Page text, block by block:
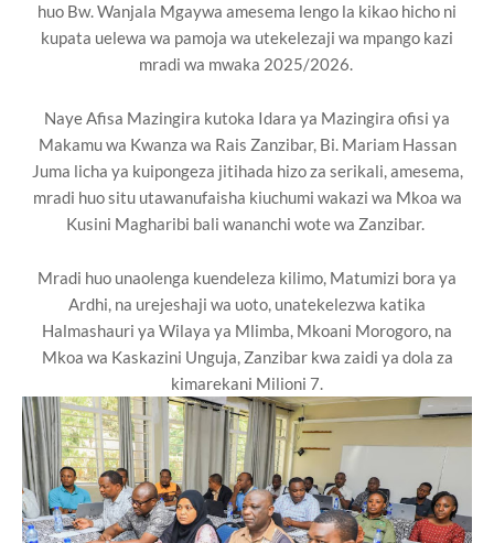
huo Bw. Wanjala Mgaywa amesema lengo la kikao hicho ni
kupata uelewa wa pamoja wa utekelezaji wa mpango kazi
mradi wa mwaka 2025/2026.
Naye Afisa Mazingira kutoka Idara ya Mazingira ofisi ya
Makamu wa Kwanza wa Rais Zanzibar, Bi. Mariam Hassan
Juma licha ya kuipongeza jitihada hizo za serikali, amesema,
mradi huo situ utawanufaisha kiuchumi wakazi wa Mkoa wa
Kusini Magharibi bali wananchi wote wa Zanzibar.
Mradi huo unaolenga kuendeleza kilimo, Matumizi bora ya
Ardhi, na urejeshaji wa uoto, unatekelezwa katika
Halmashauri ya Wilaya ya Mlimba, Mkoani Morogoro, na
Mkoa wa Kaskazini Unguja, Zanzibar kwa zaidi ya dola za
kimarekani Milioni 7.